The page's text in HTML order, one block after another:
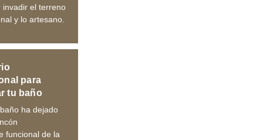
invadir el terreno
y lo artesano.
para
tu baño
ha dejado
funcional de la